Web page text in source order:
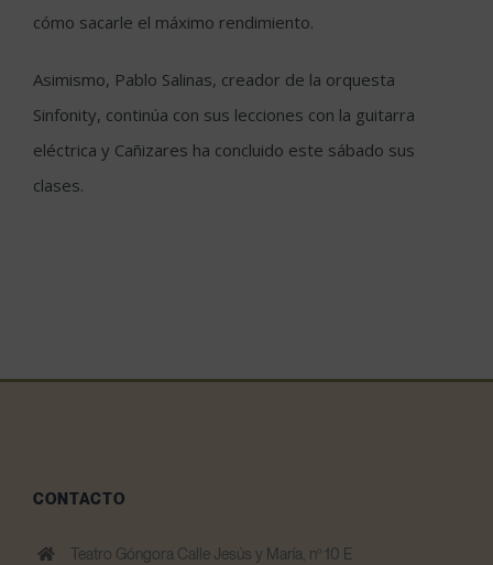
cómo sacarle el máximo rendimiento.
Asimismo, Pablo Salinas, creador de la orquesta
Sinfonity, continúa con sus lecciones con la guitarra
eléctrica y Cañizares ha concluido este sábado sus
clases.
CONTACTO
Teatro Góngora Calle Jesús y María, nº 10 E